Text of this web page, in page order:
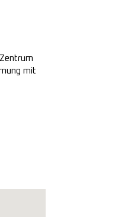
mit